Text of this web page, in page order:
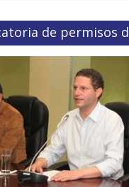
de permisos